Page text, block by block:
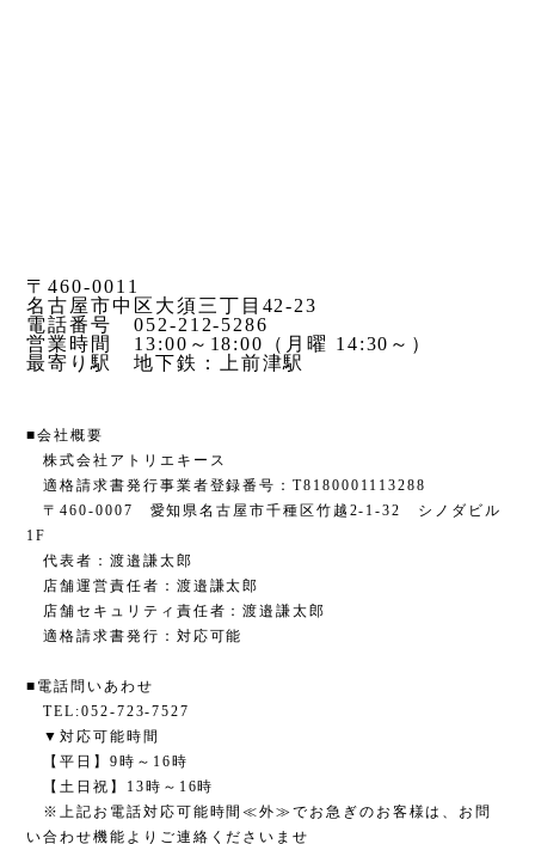
〒460-0011
名古屋市中区大須三丁目42-23
電話番号 052-212-5286
営業時間 13:00～18:00（月曜 14:30～）
最寄り駅 地下鉄：上前津駅
■会社概要
株式会社アトリエキース
適格請求書発行事業者登録番号：T8180001113288
〒460-0007 愛知県名古屋市千種区竹越2-1-32 シノダビル
1F
代表者：渡邉謙太郎
店舗運営責任者：渡邉謙太郎
店舗セキュリティ責任者：渡邉謙太郎
適格請求書発行：対応可能
■電話問いあわせ
TEL:052-723-7527
▼対応可能時間
【平日】9時～16時
【土日祝】13時～16時
※上記お電話対応可能時間≪外≫でお急ぎのお客様は、お問
い合わせ機能よりご連絡くださいませ